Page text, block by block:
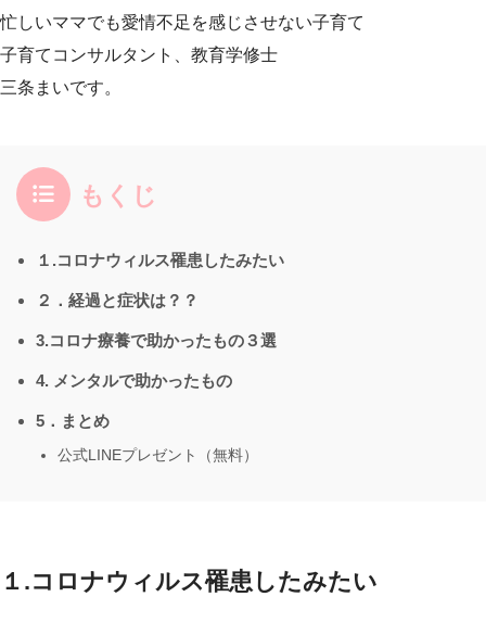
忙しいママでも愛情不足を感じさせない子育て
子育てコンサルタント、教育学修士
三条まいです。
もくじ
１.コロナウィルス罹患したみたい
２．経過と症状は？？
3.コロナ療養で助かったもの３選
4. メンタルで助かったもの
5．まとめ
公式LINEプレゼント（無料）
１.コロナウィルス罹患したみたい